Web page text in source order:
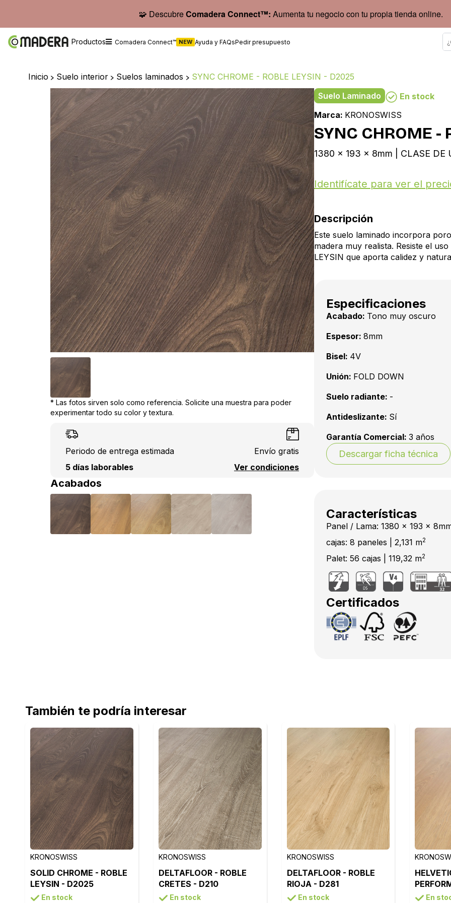
🧩 DescubreComadera Connect™: Aumenta tu negocio con tu propia tienda online.
Productos Comadera Connect™ NEW Ayuda y FAQsPedir presupuesto
Inicio > Suelo interior > Suelos laminados > SYNC CHROME - ROBLE LEYSIN - D2025
* Las fotos sirven solo como referencia. Solicite una muestra para poder
experimentar todo su color y textura.
Periodo de entrega estimada
5 días laborables
Envío gratis
Ver condiciones
Acabados
Suelo Laminado
En stock
Marca: KRONOSWISS
SYNC CHROME -
1380 x 193 x 8mm | CLASE DE
Identifícate para ver el
Descripción
Este suelo laminado incorpora
madera muy realista. Resiste el
LEYSIN que aporta calidez y
Especificaciones
Acabado: Tono muy oscuro
Espesor: 8mm
Bisel: 4V
Unión: FOLD DOWN
Suelo radiante: -
Antideslizante: Sí
Garantía Comercial: 3 años
Descargar ficha técnica
Características
Panel / Lama: 1380 x 193 x
cajas: 8 paneles | 2,131 m2
Palet: 56 cajas | 119,32 m2
Certificados
También te podría interesar
KRONOSWISS
SOLID CHROME - ROBLE
LEYSIN - D2025
En stock
KRONOSWISS
DELTAFLOOR - ROBLE
CRETES - D210
En stock
KRONOSWISS
DELTAFLOOR - ROBLE
RIOJA - D281
En stock
ROBLE
En